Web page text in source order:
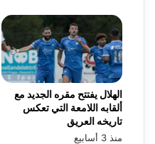
الهلال يفتتح مقره الجديد مع
ألقابه اللامعة التي تعكس
تاريخه العريق
منذ 3 أسابيع